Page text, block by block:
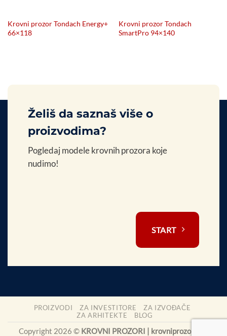
Krovni prozor Tondach Energy+
66×118
Krovni prozor Tondach
SmartPro 94×140
Želiš da saznaš više o
proizvodima?
Pogledaj modele krovnih prozora koje
nudimo!
START
PROIZVODI ZA INVESTITORE
ZA IZVOĐAČE
ZA ARHITEKTE
BLOG
Copyright 2026 © KROVNI PROZORI | krovniprozori.rs